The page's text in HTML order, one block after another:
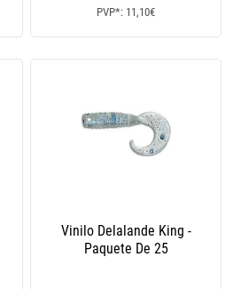
PVP*: 11,10€
Vinilo Delalande King -
Paquete De 25